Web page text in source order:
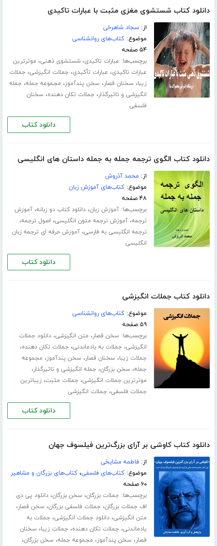
دانلود کتاب شستشوی مغزی مثبت با عبارات تاکیدی
از:سجاد شاهرخی
موضوع:کتاب‌های روانشناسی
۵۴ صفحه
برچسب‌ها: عبارات تاکیدی،شستشوی ذهنی، موثرترین
عبارات تاکیدی، عبارات تأکیدی، جملات انگیزشی، جملات
زیبا، سخنان قصار، سخن پندآموز، مجموعه جمله، جمله
انگیزشی و تاثیرگذار، جملات تکان دهنده، سخنان
فلسفی
دانلود کتاب
دانلود کتاب الگوی ترجمه جمله به جمله داستان های انگلیسی
از: محمد آذروش
موضوع:کتاب‌های آموزش زبان
۴۸ صفحه
برچسب‌ها:آموزش زبان،دانلود کتاب دو زبانه،آموزش
ترجمه،آموزش ترجمه متون انگلیسی، اصول ترجمه،
ترجمه انگلیسی به فارسی،آموزش حرفه ای ترجمه زبان
انگلیسی
دانلود کتاب
دانلود کتاب جملات انگیزشی
موضوع:کتاب‌های روانشناسی
۵۹ صفحه
برچسب‌ها: سخن قصار، متن انگیزشی،دانلود جملات
انگیزشی، جملات به یادماندنی، جملات تکان دهنده،
جملات زیبا، سخنان قصار، سخن پندآموز، مجموعه
جمله، سخن بزرگان، جمله انگیزشی و تاثیرگذار،
موثرترین جملات انگیزشی، جملات مثبت، زیباترین
جملات فلسفی، جملات انگیزشی
دانلود کتاب
دانلود کتاب کاوشی بر آرای بزرگ‌ترین فیلسوف جهان
از:فاطمه مشایخی
موضوع:کتاب‌های فلسفی،کتاب‌های بزرگان و مشاهیر
۶۰ صفحه
برچسب‌ها: جملات بزرگان، سخن بزرگان،دانلود پی دی
اف جملات بزرگان، جملات فلسفی بزرگان، سخن قصار،
متن انگیزشی،دانلود جملات انگیزشی، جملات به
یادماندنی، جملات تکان دهنده، جملات زیبا، سخنان
قصار، سخن پندآموز، مجموعه جمله، سخن بزرگان،